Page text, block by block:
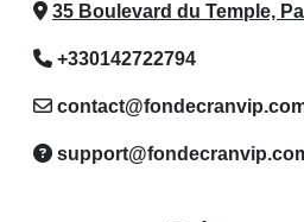
35 Boulevard du Temple,
+330142722794